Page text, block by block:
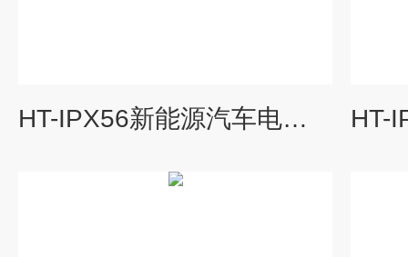
HT-IPX56新能源汽车电池箱防水测试仪